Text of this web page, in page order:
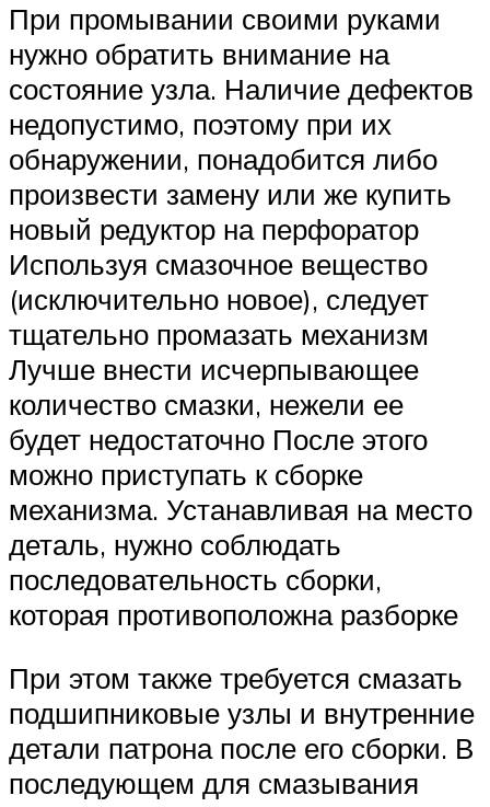
При промывании своими руками
нужно обратить внимание на
состояние узла. Наличие дефектов
недопустимо, поэтому при их
обнаружении, понадобится либо
произвести замену или же купить
новый редуктор на перфоратор
Используя смазочное вещество
(исключительно новое), следует
тщательно промазать механизм
Лучше внести исчерпывающее
количество смазки, нежели ее
будет недостаточно После этого
можно приступать к сборке
механизма. Устанавливая на место
деталь, нужно соблюдать
последовательность сборки,
которая противоположна разборке
При этом также требуется смазать
подшипниковые узлы и внутренние
детали патрона после его сборки. В
последующем для смазывания